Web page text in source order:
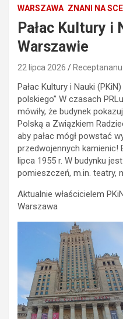
WARSZAWA ZNANI NA
Pałac Kultury i
Warszawie
22 lipca 2026
Pałac Kultury i Nauki
polskiego” W czasach
mówiły, że budynek
Polską a Związkiem
aby pałac mógł powstać
przedwojennych kamienic!
lipca 1955 r. W budynku
pomieszczeń, m.in. teatry,
Aktualnie właścicielem
Warszawa